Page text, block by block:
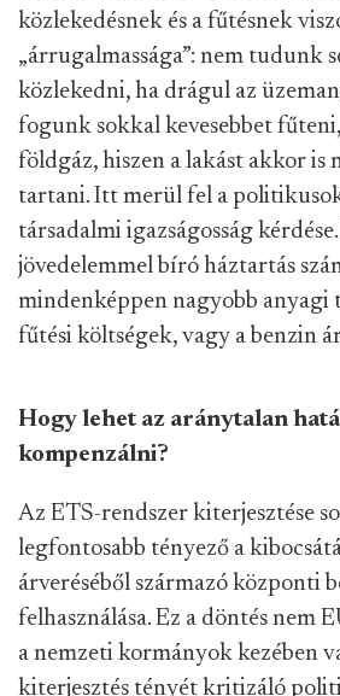
közlekedésnek és a fűtésnek
„árrugalmassága”: nem tudunk
közlekedni, ha drágul az
fogunk sokkal kevesebbet
földgáz, hiszen a lakást akkor is
tartani. Itt merül fel a
társadalmi igazságosság
jövedelemmel bíró háztartás
mindenképpen nagyobb anyagi
fűtési költségek, vagy a benzin
Hogy lehet az aránytalan
kompenzálni?
Az ETS-rendszer kiterjesztése
legfontosabb tényező a
árveréséből származó központi
felhasználása. Ez a döntés nem
a nemzeti kormányok kezében
kiterjesztés tényét kritizáló